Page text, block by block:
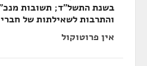
בשנת התשל"ד; תשובות
והתרבות לשאילתות של
אין פרוטוקול